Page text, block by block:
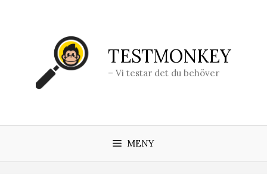
TESTMONKEY
– Vi testar det du behöver
MENY